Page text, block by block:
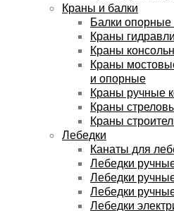
Краны и балки
Балки
Краны
Краны
Краны
и опорные
Краны ручные
Краны
Краны
Лебедки
Канаты для
Лебедки
Лебедки
Лебедки
Лебедки